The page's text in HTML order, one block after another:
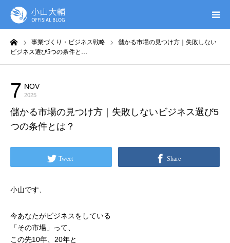
事業づくり・ビジネス戦略
儲かる市場の見つけ方｜失敗しない
ビジネス選び5つの条件と…
7 NOV
2025
儲かる市場の見つけ方｜失敗しないビジネス選び5
つの条件とは？
Tweet Share
小山です、
今あなたがビジネスをしている
「その市場」って、
この先10年、20年と
UTAGE(ウタゲ)
無料ガイドブック
オンシク本
プロフィール